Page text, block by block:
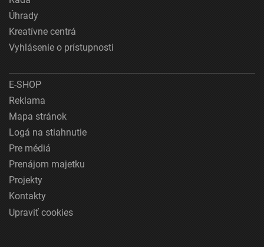
Úhrady
Kreatívne centrá
Vyhlásenie o prístupnosti
E-SHOP
Reklama
Mapa stránok
Logá na stiahnutie
Pre médiá
Prenájom majetku
Projekty
Kontakty
Upraviť cookies